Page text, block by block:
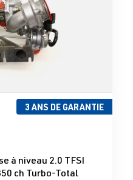
3 ANS DE GARANTIE
à niveau 2.0 TFSI
ch Turbo-Total